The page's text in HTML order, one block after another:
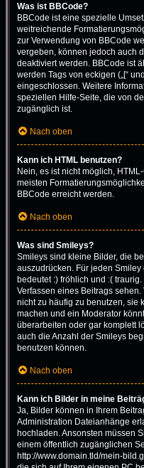
Was ist BBCode?
BBCode ist eine spezielle
weitreichende
zur Verwendung von BBCode
vergeben, können jedoch auch
deaktiviert werden. BBCode ist
werden Tags von eckigen („[“
eingeschlossen. Weitere
speziellen Hilfe-Seite, die von
zugänglich ist.
Nach oben
Kann ich HTML benutzen?
Nein, es ist nicht möglich,
meisten
BBCode erreicht werden.
Nach oben
Was sind Smileys?
Smileys sind kleine Bilder, die
auszudrücken. Für jeden
bedeutet :) fröhlich und :(
Verfassen eines Beitrags
nicht zu häufig zu benutzen, sie
machen und ein Moderator
überarbeiten oder gar komplett
auch die Anzahl der Smileys
benutzen können.
Nach oben
Kann ich Bilder in meine
Ja, Bilder können in Ihrem
Administration Dateianhänge
hochladen. Ansonsten müssen
einem öffentlich zugänglichen
http://www.domain.tld/mein-